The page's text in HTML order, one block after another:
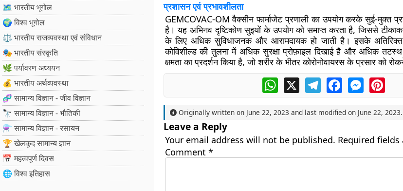
🗺️ भारतीय भूगोल
🌍 विश्व भूगोल
⚖️ भारतीय राजव्यवस्था एवं संविधान
🎭 भारतीय संस्कृति
🌿 पर्यावरण अध्ययन
💰 भारतीय अर्थव्यवस्था
🧬 सामान्य विज्ञान - जीव विज्ञान
🔭 सामान्य विज्ञान - भौतिकी
⚗️ सामान्य विज्ञान - रसायन
🏆 खेलकूद सामान्य ज्ञान
📅 महत्वपूर्ण दिवस
🌐 विश्व इतिहास
प्रशासन एवं प्रभावशीलता
GEMCOVAC-OM वैक्सीन फार्माजेट प्रणाली का उपयोग करके सुई-मुक्त
है। यह अभिनव दृष्टिकोण सुइयों के उपयोग को समाप्त करता है, जिससे
के लिए अधिक सुविधाजनक और आरामदायक हो जाती है। इसके
कोविशील्ड की तुलना में अधिक सुरक्षा प्रोफ़ाइल दिखाई है और अधिक तटस्थ
क्षमता का प्रदर्शन किया है, जो शरीर के भीतर कोरोनोवायरस के प्रसार को
WhatsApp
X TelegramFacebookMessenger
Originally written on June 22, 2023 and last modified on June 22, 2023.
Leave a Reply
Your email address will not be published. Required fields
Comment *